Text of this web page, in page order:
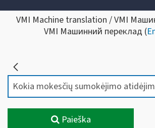
VMI Machine translation / VMI
VMI Машинний переклад (
Paieška